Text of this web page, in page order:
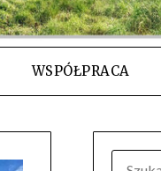
WSPÓŁPRACA